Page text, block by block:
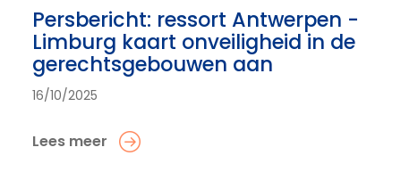
Persbericht: ressort Antwerpen -
Limburg kaart onveiligheid in de
gerechtsgebouwen aan
16/10/2025
Lees meer